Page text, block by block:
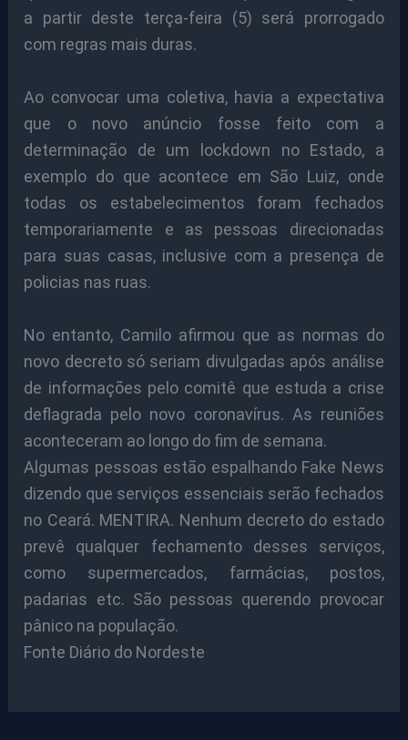
a partir deste terça-feira (5) será prorrogado
com regras mais duras.
Ao convocar uma coletiva, havia a expectativa
que o novo anúncio fosse feito com a
determinação de um lockdown no Estado, a
exemplo do que acontece em São Luiz, onde
todas os estabelecimentos foram fechados
temporariamente e as pessoas direcionadas
para suas casas, inclusive com a presença de
policias nas ruas.
No entanto, Camilo afirmou que as normas do
novo decreto só seriam divulgadas após análise
de informações pelo comitê que estuda a crise
deflagrada pelo novo coronavírus. As reuniões
aconteceram ao longo do fim de semana.
Algumas pessoas estão espalhando Fake News
dizendo que serviços essenciais serão fechados
no Ceará. MENTIRA. Nenhum decreto do estado
prevê qualquer fechamento desses serviços,
como supermercados, farmácias, postos,
padarias etc. São pessoas querendo provocar
pânico na população.
Fonte Diário do Nordeste